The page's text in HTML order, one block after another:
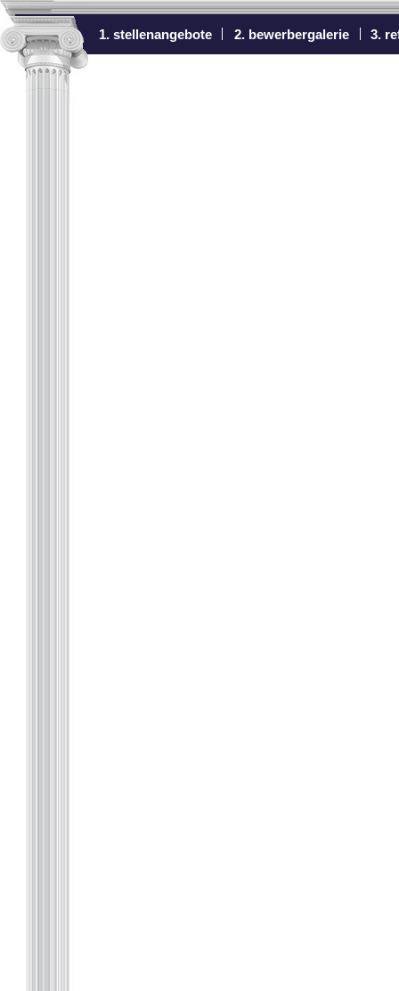
1. stellenangebote 2. bewerbergalerie 3.